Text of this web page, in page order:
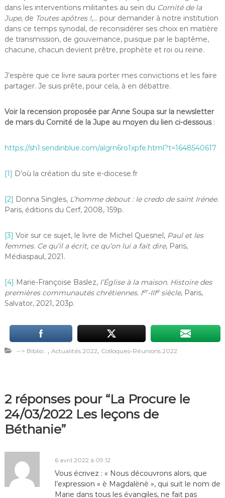
dans les interventions militantes au sein du Comité de la
Jupe, de Toutes apôtres !,… pour demander à notre institution
dans ce temps synodal, de reconsidérer ses choix en matière
de transmission, de gouvernance, puisque par le baptême,
chacune, chacun devient prêtre, prophète et roi ou reine.
J’espère que ce livre saura porter mes convictions et les faire
partager. Je suis prête, pour cela, à en débattre.
Voir la recension proposée par Anne Soupa sur la newsletter
de mars du Comité de la Jupe au moyen du lien ci-dessous:
https://sh1.sendinblue.com/algrn6ro1xpfe.html?t=1648540617
[1] D’où la création du site e-diocese.fr
[2] Donna Singles, L’homme debout : le credo de saint Irénée.
Paris, éditions du Cerf, 2008, 159p.
[3] Voir sur ce sujet, le livre de Michel Quesnel, Paul et les
femmes. Ce qu’il a écrit, ce qu’on lui a fait dire, Paris,
Médiaspaul, 2021.
[4] Marie-Françoise Baslez, l’Église à la maison. Histoire des
premières communautés chrétiennes. Ier-IIIesiècle, Paris,
Salvator, 2021, 203p.
--> Biblio..., Actualités 2022, Colloques-Réunions 2022
2 réponses pour “La Procure le
24/03/2022 Les leçons de
Béthanie”
6 avril 2022 à 09:12
Vous écrivez : « Nous découvrons alors, que
l’expression « è Magdalènè », qui suit le nom de
Marie dans tous les évangiles, ne fait pas